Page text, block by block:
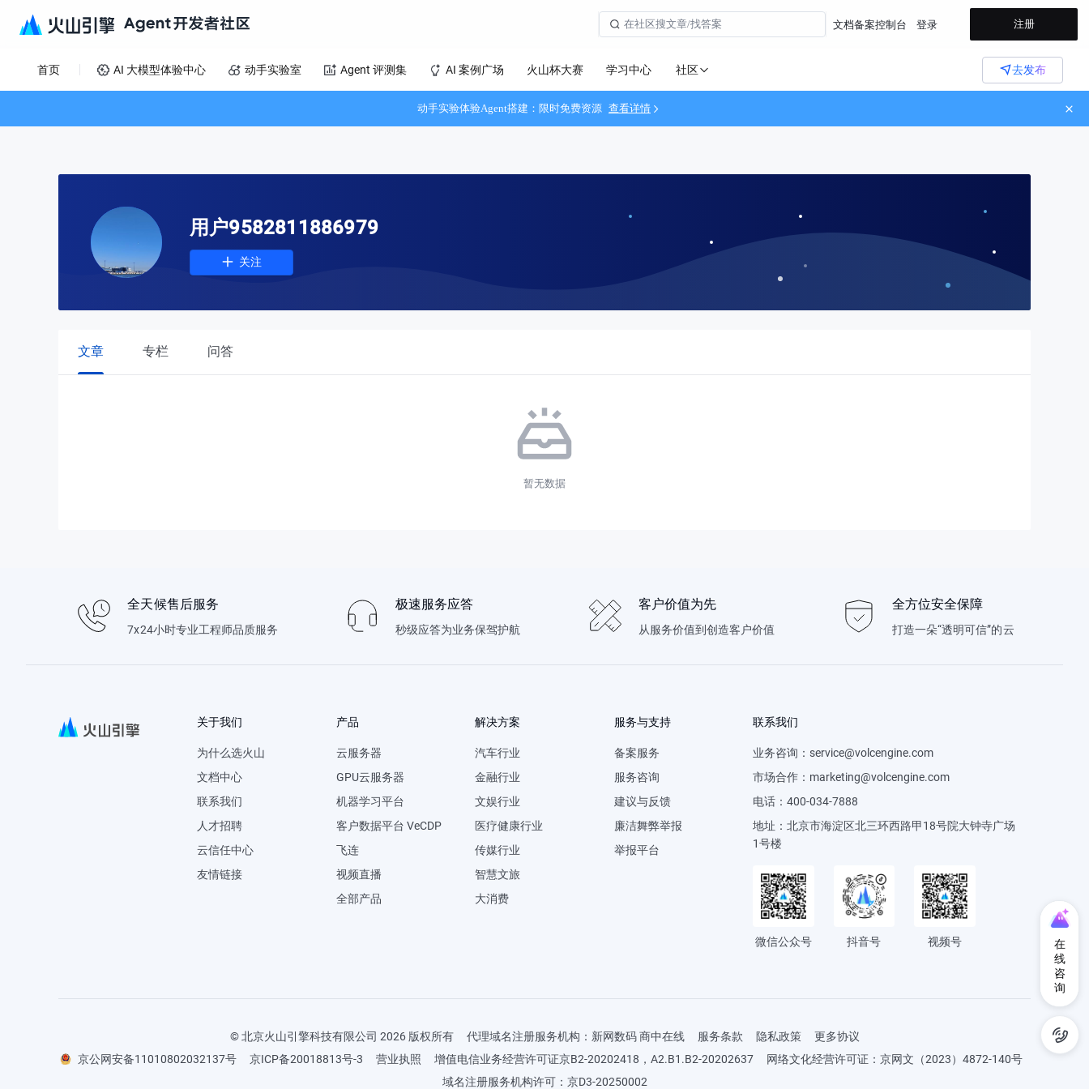
文档备案控制台 登录 注册
首页 AI 大模型体验中心 动手实验室 Agent 评测集 AI 案例广场 火山杯大赛 学习中心 社区 去发布
动手实验体验Agent搭建：限时免费资源 查看详情
用户9582811886979
关注
文章 专栏 问答
暂无数据
全天候售后服务
7x24小时专业工程师品质服务
极速服务应答
秒级应答为业务保驾护航
客户价值为先
从服务价值到创造客户价值
全方位安全保障
打造一朵“透明可信”的云
关于我们
为什么选火山
文档中心
联系我们
人才招聘
云信任中心
友情链接
产品
云服务器
GPU云服务器
机器学习平台
客户数据平台 VeCDP
飞连
视频直播
全部产品
解决方案
汽车行业
金融行业
文娱行业
医疗健康行业
传媒行业
智慧文旅
大消费
服务与支持
备案服务
服务咨询
建议与反馈
廉洁舞弊举报
举报平台
联系我们
业务咨询： service@volcengine.com
市场合作： marketing@volcengine.com
电话：400-034-7888
地址：北京市海淀区北三环西路甲18号院大钟寺广场
1号楼
微信公众号 抖音号 视频号
© 北京火山引擎科技有限公司 2026 版权所有 代理域名注册服务机构：新网数码 商中在线 服务条款 隐私政策
更多协议
京公网安备11010802032137号
京ICP备20018813号-3 营业执照 增值电信业务经营许可证京B2-20202418，A2.B1.B2-20202637
网络文化经营许可证：京网文（2023）4872-140号
域名注册服务机构许可：京D3-20250002
在
线
咨
询